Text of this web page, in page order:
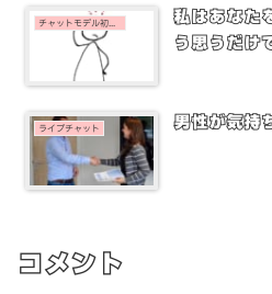
私はあなた
う思うだけ
ライブチャット 男性が気持
コメント